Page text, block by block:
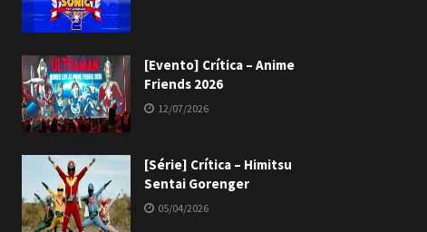
[Evento] Crítica – Anime
Friends 2026
12/07/2026
[Série] Crítica – Himitsu
Sentai Gorenger
05/04/2026